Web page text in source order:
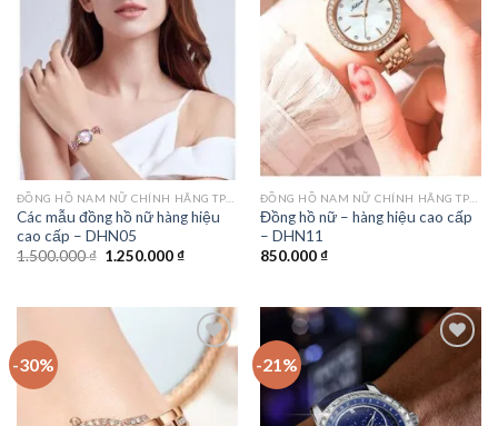
Add to
wishlist
Các mẫu đồng hồ nữ hàng hiệu
cao cấp – DHN05
1.500.000₫ Giá
1.250.000₫Giá
1.250.000 ₫.
Add to
wishlist
Đồng hồ nữ – hàng hiệu cao cấp
– DHN11
850.000₫
-30%
Add to
wishlist
-21%
Add to
wishlist